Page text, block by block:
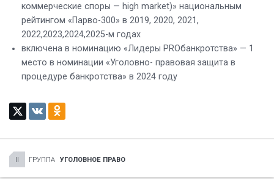
коммерческие споры — high market)» национальным
рейтингом «Парво-300» в 2019, 2020, 2021,
2022,2023,2024,2025-м годах
включена в номинацию «Лидеры PROбанкротства» — 1
место в номинации «Уголовно- правовая защита в
процедуре банкротства» в 2024 году
ГРУППА УГОЛОВНОЕ ПРАВО